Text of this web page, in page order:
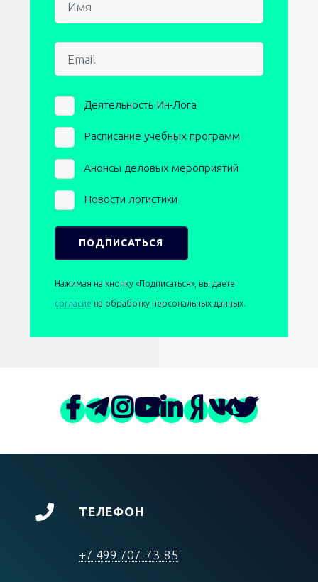
Newsletters
Деятельность Ин-Лога
Расписание учебных программ
Анонсы деловых мероприятий
Новости логистики
Нажимая на кнопку «Подписаться», вы даете
согласие на обработку персональных данных.
ТЕЛЕФОН
+7 499 707-73-85